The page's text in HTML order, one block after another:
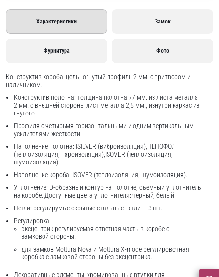
Характеристики Замок
Фурнитура Фото
Конструктив короба: цельногнутый профиль 2 мм. с притвором и
наличником.
Конструктив полотна: толщина полотна 77 мм. из листа металла
2 мм. с внешней стороны лист металла 2,5 мм., изнутри каркас из
гнутого
Профиля с четырьмя горизонтальными и одним вертикальным
усилителями жесткости.
Наполнение полотна: ISILVER (виброизоляция),ПЕНОФОЛ
(теплоизоляция, пароизоляция),ISOVER (теплоизоляция,
шумоизоляция).
Наполнение короба: ISOVER (теплоизоляция, шумоизоляция).
Уплотнение: D-образный контур на полотне, съемный уплотнитель
на коробе. Доступные цвета уплотнителя: черный, белый.
Петли: регулирумые скрытые стальные петли — 3 шт.
Регулировка:
эксцентрик регулируемая ответная часть в коробе с
замковой стороны.
для замков Mottura Nova и Mottura X-mode регулировочная
коробка с замковой стороны без эксцентрика.
Декоративные элементы: хромированные втулки для